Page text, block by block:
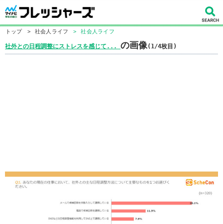
トップ > 社会人ライフ > 社会人ライフ
社外との日程調整にストレスを感じて... の画像(1/4枚目)